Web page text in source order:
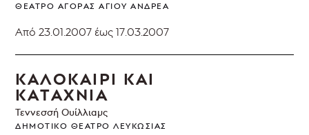
ΘΈΑΤΡΟ ΑΓΟΡΆΣ ΑΓΊΟΥ ΑΝΔΡΈΑ
Από 23.01.2007 έως 17.03.2007
ΚΑΛΟΚΑΙΡΙ ΚΑΙ
ΚΑΤΑΧΝΙΑ
Τεννεσσή Ουίλλιαμς
ΔΗΜΟΤΙΚΌ ΘΈΑΤΡΟ ΛΕΥΚΩΣΊΑΣ